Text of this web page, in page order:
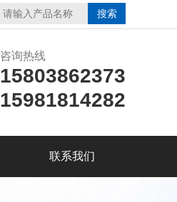
咨询热线
15803862373
15981814282
联系我们